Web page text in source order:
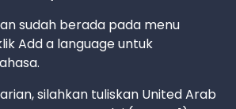
sudah berada pada menu
Add a language untuk
silahkan tuliskan United Arab